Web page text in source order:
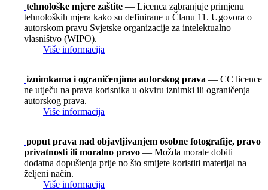
tehnološke mjere zaštite — Licenca zabranjuje primjenu
tehnoloških mjera kako su definirane u Članu 11. Ugovora o
autorskom pravu Svjetske organizacije za intelektualno
vlasništvo (WIPO).
Više informacija
iznimkama i ograničenjima autorskog prava — CC licence
ne utječu na prava korisnika u okviru iznimki ili ograničenja
autorskog prava.
Više informacija
poput prava nad objavljivanjem osobne fotografije, pravo
privatnosti ili moralno pravo — Možda morate dobiti
dodatna dopuštenja prije no što smijete koristiti materijal na
željeni način.
Više informacija